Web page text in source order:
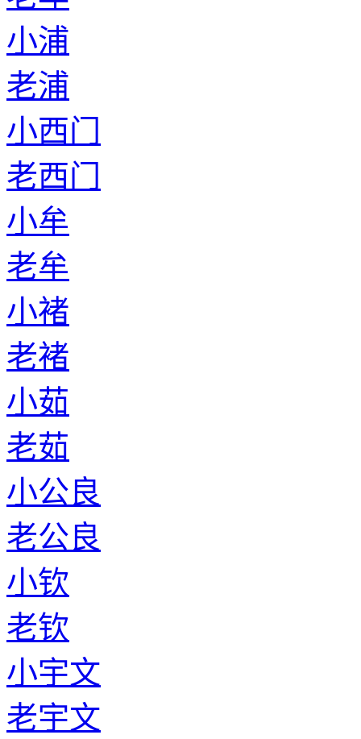
小浦
老浦
小西门
老西门
小牟
老牟
小褚
老褚
小茹
老茹
小公良
老公良
小钦
老钦
小宇文
老宇文